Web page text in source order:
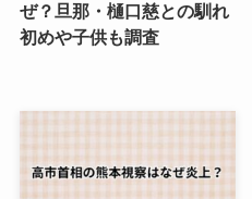
ぜ？旦那・樋口慈との馴れ
初めや子供も調査